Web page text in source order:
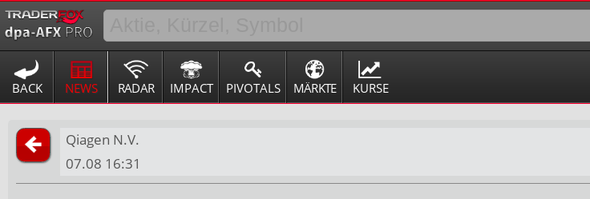
BACK NEWS RADAR IMPACT PIVOTALS MÄRKTE KURSE
Qiagen N.V.
07.08 16:31